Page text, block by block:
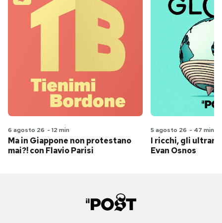
6 agosto 26 - 12 min
Ma in Giappone non protestano
mai?! con Flavio Parisi
5 agosto 26 - 47 min
I ricchi, gli
Evan Osnos